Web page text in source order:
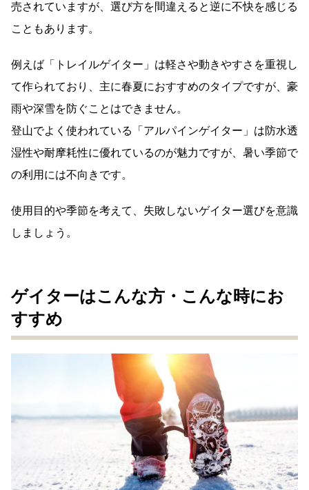
売されていますが、選び方を間違えると逆に不快を感じる
こともあります。
例えば「トレイルゲイター」は軽さや動きやすさを重視し
て作られており、主に春夏におすすめのタイプですが、豪
雨や深雪を防ぐことはできません。
登山でよく使われている「アルパインゲイター」は防水透
湿性や耐摩耗性に優れているのが魅力ですが、暑い季節で
の利用には不向きです。
使用目的や季節を考えて、失敗しないゲイター選びを意識
しましょう。
ゲイターはこんな方・こんな時にお
すすめ